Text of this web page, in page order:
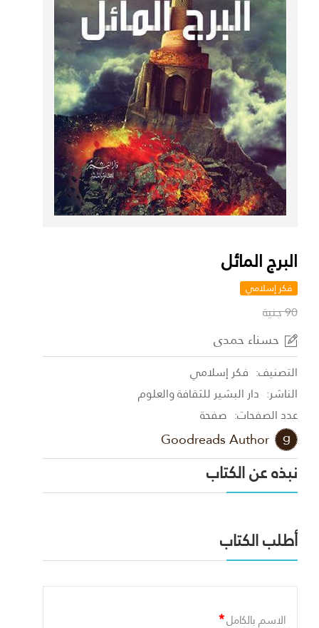
البرج المائل
فكر إسلامي
90 جنية
حسناء حمدى
التصنيف: فكر إسلامي
الناشر: دار البشير للثقافة والعلوم
عدد الصفحات: صفحة
Goodreads Author
نبذه عن الكتاب
أطلب الكتاب
الاسم بالكامل*